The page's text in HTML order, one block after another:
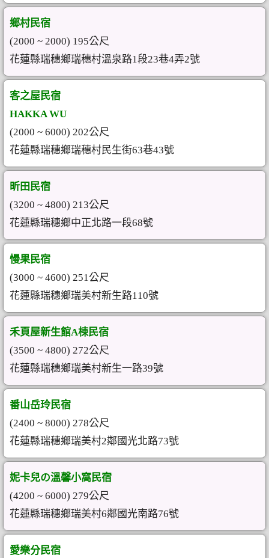
鄉村民宿
(2000 ~ 2000) 195公尺
花蓮縣瑞穗鄉瑞穗村溫泉路1段23巷4弄2號
客之屋民宿
HAKKA WU
(2000 ~ 6000) 202公尺
花蓮縣瑞穗鄉瑞穗村民生街63巷43號
昕田民宿
(3200 ~ 4800) 213公尺
花蓮縣瑞穗鄉中正北路一段68號
慢果民宿
(3000 ~ 4600) 251公尺
花蓮縣瑞穗鄉瑞美村新生路110號
禾頁屋新生館A棟民宿
(3500 ~ 4800) 272公尺
花蓮縣瑞穗鄉瑞美村新生一路39號
番山岳玲民宿
(2400 ~ 8000) 278公尺
花蓮縣瑞穗鄉瑞美村2鄰國光北路73號
妮卡兒の溫馨小窩民宿
(4200 ~ 6000) 279公尺
花蓮縣瑞穗鄉瑞美村6鄰國光南路76號
愛樂分民宿